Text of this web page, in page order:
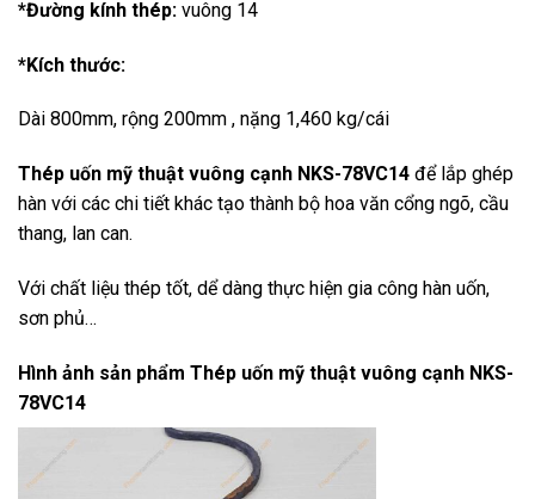
*Đường kính thép: vuông 14
*Kích thước:
Dài 800mm, rộng 200mm , nặng 1,460 kg/cái
Thép uốn mỹ thuật vuông cạnh NKS-78VC14 để lắp ghép
hàn với các chi tiết khác tạo thành bộ hoa văn cổng ngõ, cầu
thang, lan can.
Với chất liệu thép tốt, dể dàng thực hiện gia công hàn uốn,
sơn phủ…
Hình ảnh sản phẩm Thép uốn mỹ thuật vuông cạnh NKS-
78VC14